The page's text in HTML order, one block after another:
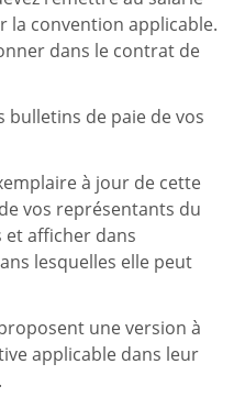
la convention applicable.
dans le contrat de
bulletins de paie de vos
à jour de cette
vos représentants du
et afficher dans
lesquelles elle peut
une version à
applicable dans leur